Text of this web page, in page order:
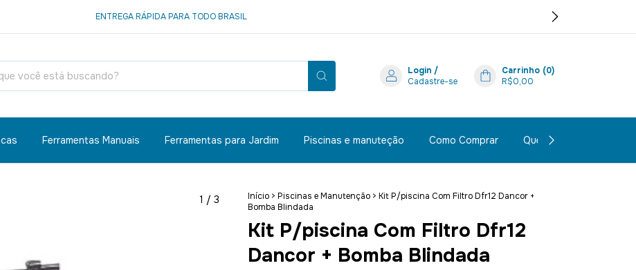
ENTREGA RÁPIDA PARA TODO BRASIL
Login /
Cadastre-se
Carrinho (0)
R$0,00
Ferramentas Manuais Ferramentas para Jardim Piscinas e manuteção Como Comprar Quem Somos
1 / 3 Início > Piscinas e Manutenção > Kit P/piscina Com Filtro Dfr12 Dancor +
Bomba Blindada
Kit P/piscina Com Filtro Dfr12
Dancor + Bomba Blindada